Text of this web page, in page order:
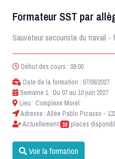
Formateur SST par
Sauveteur secouriste du travail -
Début des cours : 09:00
Date de la formation : 07/06/2027
Semaine 1 : Du 07 au 10 juin 2027
Lieu : Complexe Morel
Adresse : Allée Pablo Picasso -
Actuellement 10 places
Voir la formation